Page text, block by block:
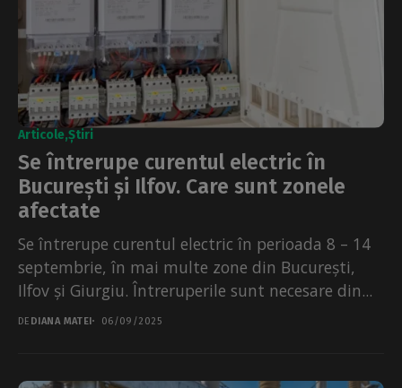
Articole Știri
Se întrerupe curentul electric în
București și Ilfov. Care sunt zonele
afectate
Se întrerupe curentul electric în perioada 8 – 14
septembrie, în mai multe zone din București,
Ilfov și Giurgiu. Întreruperile sunt necesare din...
DE DIANA MATEI 06/09/2025